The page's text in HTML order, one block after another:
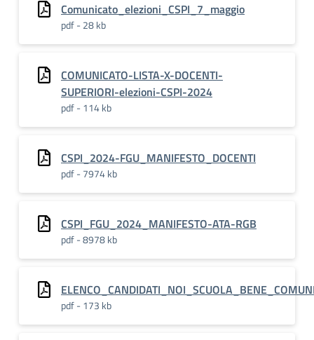
Comunicato_elezioni_CSPI_7_maggio
pdf - 28 kb
COMUNICATO-LISTA-X-DOCENTI-
SUPERIORI-elezioni-CSPI-2024
pdf - 114 kb
CSPI_2024-FGU_MANIFESTO_DOCENTI
pdf - 7974 kb
CSPI_FGU_2024_MANIFESTO-ATA-RGB
pdf - 8978 kb
pdf - 173 kb